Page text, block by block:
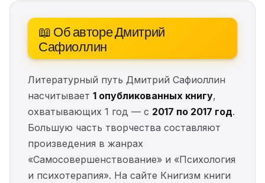
📖 Об авторе Дмитрий
Сафиоллин
Литературный путь Дмитрий Сафиоллин
насчитывает 1 опубликованных книгу,
охватывающих 1 год — с 2017 по 2017 год.
Большую часть творчества составляют
произведения в жанрах
«Самосовершенствование» и «Психология
и психотерапия». На сайте Книгизм книги